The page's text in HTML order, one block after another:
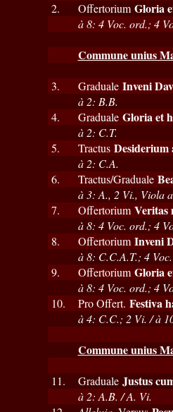
2.
Offertorium Gloria
à 8: 4 Voc. ord.; 4
Commune unius
3. Graduale Inveni
à 2: B.B.
4.
Graduale Gloria et
à 2: C.T.
5.
Tractus Desiderium
à 2: C.A.
6.
Tractus/Graduale
à 3: A., 2 Vi., Viola
7.
Offertorium Veritas
à 8: 4 Voc. ord.; 4
8.
Offertorium Inveni
à 8: C.C.A.T.; 4
9.
Offertorium Gloria
à 8: 4 Voc. ord.; 4
10.
Pro Offert. Festiva
à 4: C.C.; 2 Vi. / à
Commune unius
11. Graduale Justus
à 2: A.B. / A. Vi.